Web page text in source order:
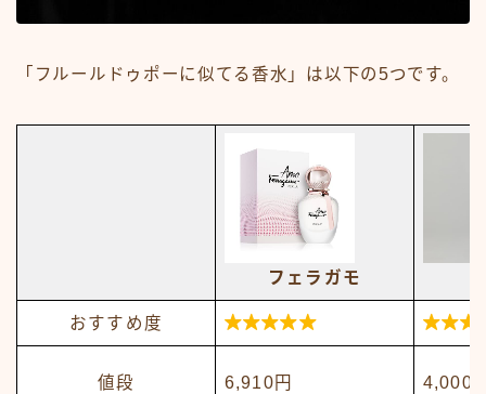
「フルールドゥポーに似てる香水」は以下の5つです。
フェラガモ
おすすめ度 
値段 6,910円 4,000